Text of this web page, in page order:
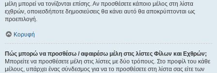
μέλη μπορεί να τονίζονται επίσης. Αν προσθέσετε κάποιο μέλος στη λίστα
εχθρών, οποιεσδήποτε δημοσιεύσεις θα κάνει αυτό θα αποκρύπτονται ως
προεπιλογή.
Κορυφή
Πώς μπορώ να προσθέσω / αφαιρέσω μέλη στις λίστες Φίλων και Εχθρών;
Μπορείτε να προσθέσετε μέλη στις λίστες με δύο τρόπους. Στο προφίλ του κάθε
μέλους, υπάρχει ένας σύνδεσμος για να το προσθέσετε στη λίστα σας είτε των